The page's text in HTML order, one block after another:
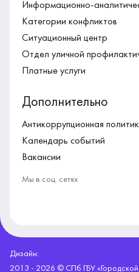
Информационно-
Категории конфликтов
Ситуационный центр
Отдел уличной
Платные услуги
Дополнительно
Антикоррупционная
Календарь событий
Вакансии
Мы в соц. сетях
Дизайн:
2013 - 2026 © СПб ГБУ «Городской